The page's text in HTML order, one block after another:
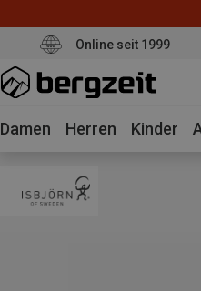
Online seit 1999
Damen Herren Kinder